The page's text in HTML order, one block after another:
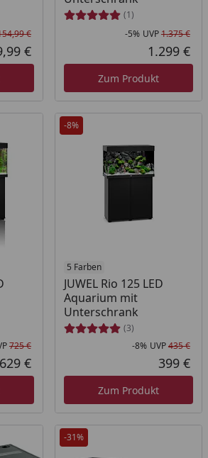
Rabatt in Prozent
Ursprünglicher Preis
€
Aktueller Preis
€
(1)
-5% UVP1.375 €
1.299 €
Zum Produkt
Rabatt in Prozent
Ursprünglicher Preis
725 €
Aktueller Preis
629 €
-8%
5 Farben
JUWEL Rio 125 LED
Aquarium mit
Unterschrank
(3)
-8% UVP435 €
399 €
Zum Produkt
-31%